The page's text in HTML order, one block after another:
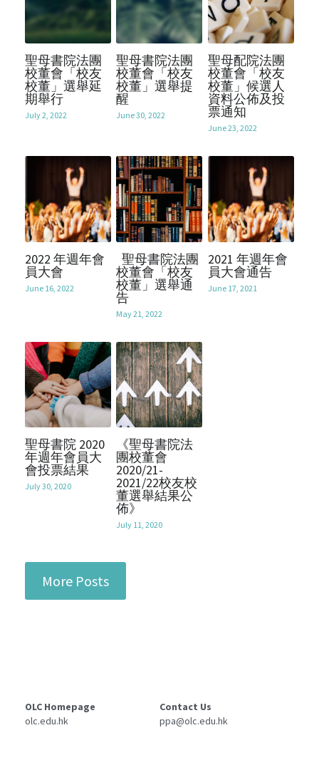
聖母書院法團
校董會「校友
校董」選舉延
期舉行
July 2, 2022
聖母書院法團
校董會「校友
校董」選舉提
醒
June 30, 2022
聖母配院法團
校董會「校友
校董」候選人
資料公佈及投
票通知
June 23, 2022
2022 年週年會
員大會
June 16, 2022
聖母書院法團
校董會「校友
校董」選舉通
告
May 21, 2022
2021 年週年會
員大會通告
June 17, 2021
聖母書院 2020
年週年會員大
會投票結果
July 30, 2020
《聖母書院法
團校董會
2020/21-
2021/22校友校
董選舉結果公
佈》
July 11, 2020
More Posts
OLC Homepage
olc.edu.hk
Contact Us
ppa@olc.edu.hk